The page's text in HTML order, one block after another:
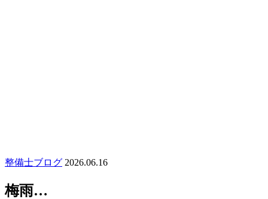
整備士ブログ 2026.06.16
梅雨…